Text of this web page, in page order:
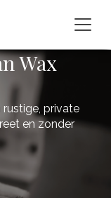
Wax
rustige, private
en zonder